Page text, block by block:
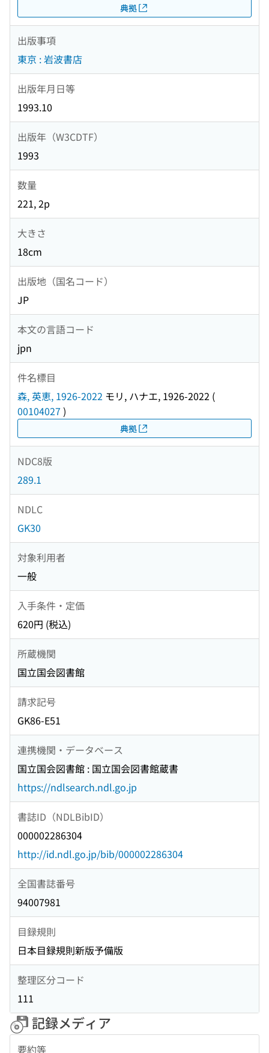
典拠
出版事項
東京 : 岩波書店
出版年月日等
1993.10
出版年（W3CDTF）
1993
数量
221, 2p
大きさ
18cm
出版地（国名コード）
JP
本文の言語コード
jpn
件名標目
森, 英恵, 1926-2022 モリ, ハナエ, 1926-2022 (
00104027 )
典拠
NDC8版
289.1
NDLC
GK30
対象利用者
一般
入手条件・定価
620円 (税込)
所蔵機関
国立国会図書館
請求記号
GK86-E51
連携機関・データベース
国立国会図書館 : 国立国会図書館蔵書
https://ndlsearch.ndl.go.jp
書誌ID（NDLBibID）
000002286304
http://id.ndl.go.jp/bib/000002286304
全国書誌番号
94007981
目録規則
日本目録規則新版予備版
整理区分コード
111
記録メディア
要約等